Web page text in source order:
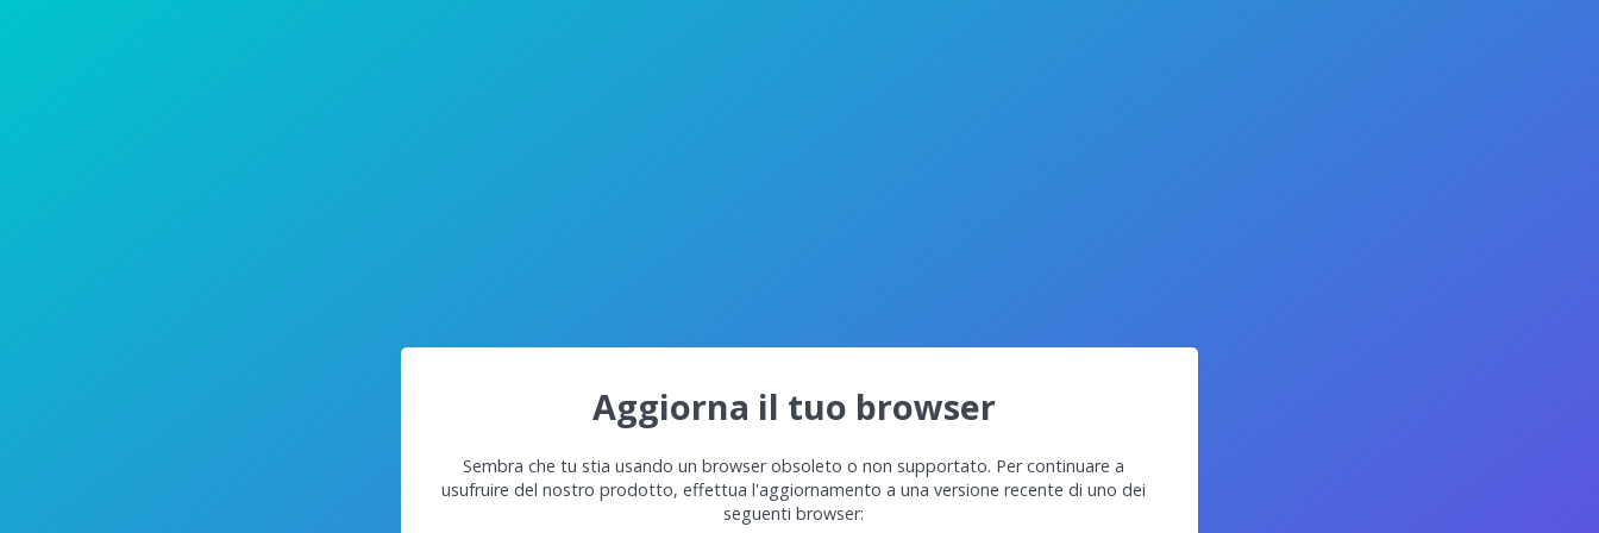
Aggiorna il tuo browser
Sembra che tu stia usando un browser obsoleto o non supportato. Per continuare a
usufruire del nostro prodotto, effettua l'aggiornamento a una versione recente di uno dei
seguenti browser: